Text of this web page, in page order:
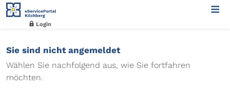
Login
Sie sind nicht angemeldet
Wählen Sie nachfolgend aus, wie Sie fortfahren
möchten.